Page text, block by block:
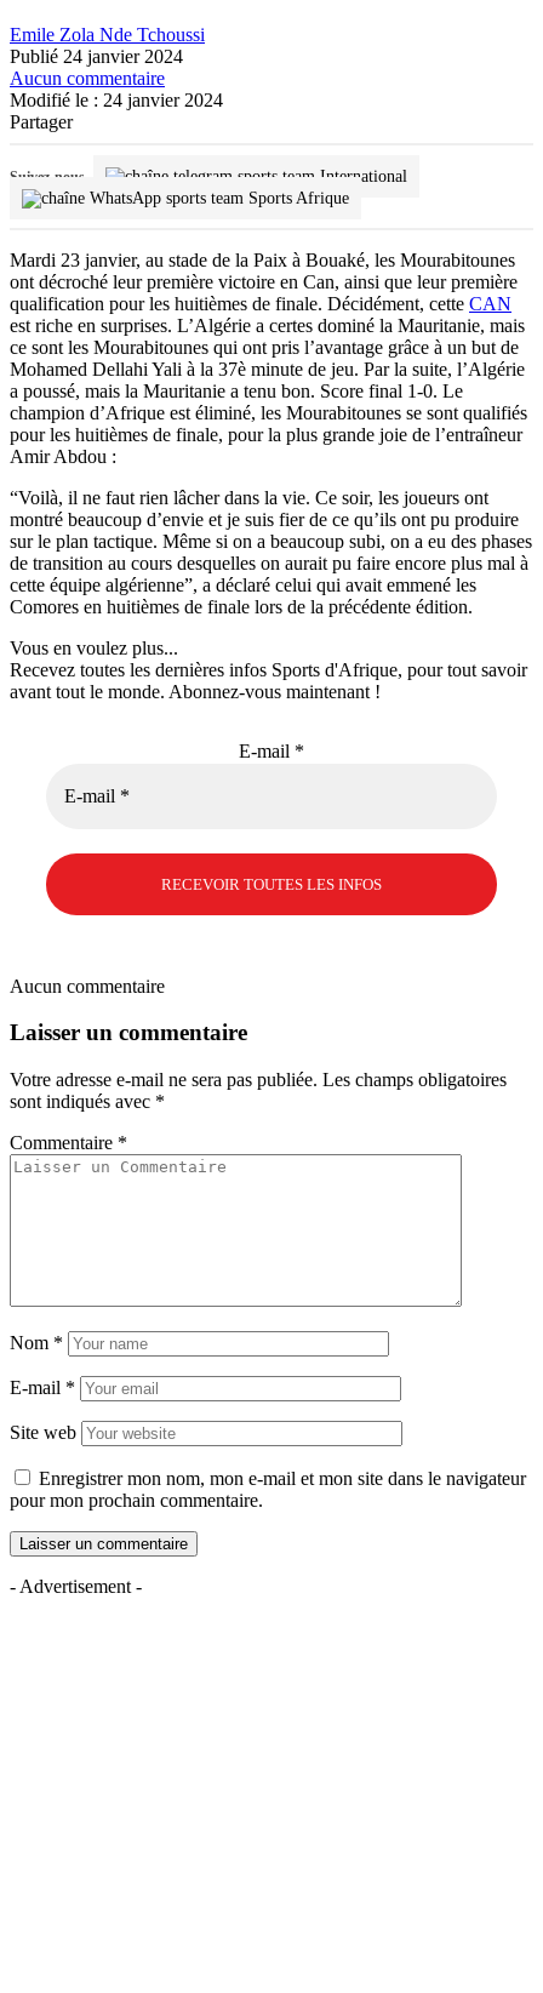
Emile Zola Nde Tchoussi
Publié 24 janvier 2024
Aucun commentaire
Modifié le : 24 janvier 2024
Partager
Suivez-nous
International
Sports Afrique
Mardi 23 janvier, au stade de la Paix à Bouaké, les Mourabitounes
ont décroché leur première victoire en Can, ainsi que leur première
qualification pour les huitièmes de finale. Décidément, cette CAN
est riche en surprises. L’Algérie a certes dominé la Mauritanie, mais
ce sont les Mourabitounes qui ont pris l’avantage grâce à un but de
Mohamed Dellahi Yali à la 37è minute de jeu. Par la suite, l’Algérie
a poussé, mais la Mauritanie a tenu bon. Score final 1-0. Le
champion d’Afrique est éliminé, les Mourabitounes se sont qualifiés
pour les huitièmes de finale, pour la plus grande joie de l’entraîneur
Amir Abdou :
“Voilà, il ne faut rien lâcher dans la vie. Ce soir, les joueurs ont
montré beaucoup d’envie et je suis fier de ce qu’ils ont pu produire
sur le plan tactique. Même si on a beaucoup subi, on a eu des phases
de transition au cours desquelles on aurait pu faire encore plus mal à
cette équipe algérienne”, a déclaré celui qui avait emmené les
Comores en huitièmes de finale lors de la précédente édition.
Vous en voulez plus...
Recevez toutes les dernières infos Sports d'Afrique, pour tout savoir
avant tout le monde. Abonnez-vous maintenant !
E-mail *
Aucun commentaire
Laisser un commentaire
Votre adresse e-mail ne sera pas publiée. Les champs obligatoires
sont indiqués avec *
Commentaire *
Nom *
E-mail *
Site web
Enregistrer mon nom, mon e-mail et mon site dans le navigateur
pour mon prochain commentaire.
- Advertisement -